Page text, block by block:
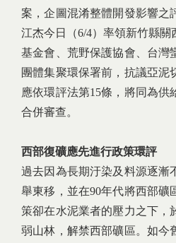
案，企圖混淆整體開發影響之
江杰今日（6/4）率領新竹縣
基金會、荒野保護協會、台灣
團體集聚環保署前，抗議亞泥
應依環評法第15條，將同為供
合併審查。
西部復礦應先進行政策環評
過去因為長期汙染及料源逐漸
舉東移，並在90年代將西部礦
策卻在水泥業者的壓力之下，
弱山林，解禁西部礦區。如今